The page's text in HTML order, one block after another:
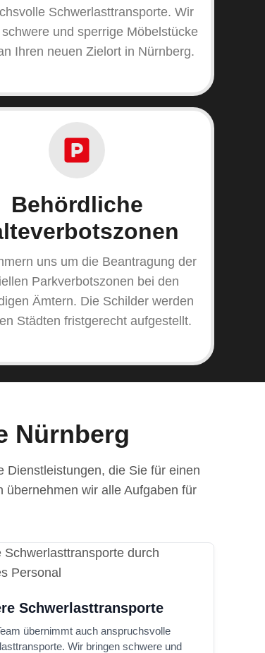
Schwerlasttransporte. Wir
und sperrige Möbelstücke
Ihren neuen Zielort in Nürnberg.
Behördliche
uns um die Beantragung der
Parkverbotszonen bei den
Ämtern. Die Schilder werden
Städten fristgerecht aufgestellt.
Nürnberg
Dienstleistungen, die Sie für einen
wir alle Aufgaben für
Schwerlasttransporte
übernimmt auch anspruchsvolle
Wir bringen schwere und